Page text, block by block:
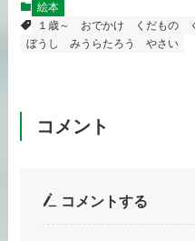
絵本
１歳～
おでかけ くだもの
ぼうし
みうらたろう やさい
コメント
コメントする